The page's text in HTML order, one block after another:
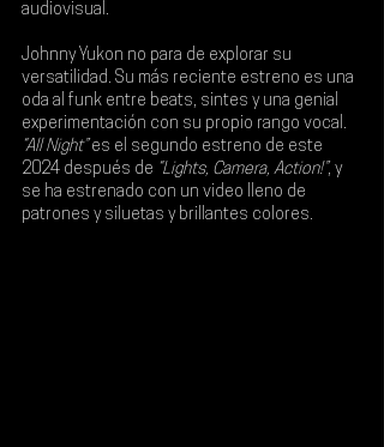
audiovisual.
Johnny Yukon no para de explorar su
versatilidad. Su más reciente estreno es una
oda al funk entre beats, sintes y una genial
experimentación con su propio rango vocal.
“All Night” es el segundo estreno de este
2024 después de “Lights, Camera, Action!”, y
se ha estrenado con un video lleno de
patrones y siluetas y brillantes colores.